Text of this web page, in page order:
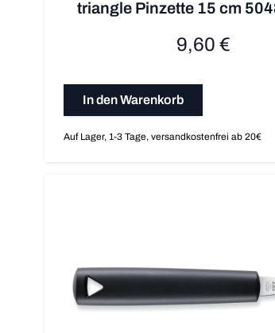
triangle Pinzette 15 cm
9,60 €
In den Warenkorb
Auf Lager, 1-3 Tage, versandkostenfrei ab 20€